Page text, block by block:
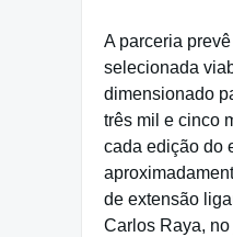
A parceria
selecionada
dimensionado
três mil e cinco
cada edição do
de extensão
Carlos Raya,